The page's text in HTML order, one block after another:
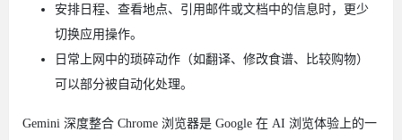
安排日程、查看地点、引用邮件或文档中的信息时，更少
切换应用操作。
日常上网中的琐碎动作（如翻译、修改食谱、比较购物）
可以部分被自动化处理。
Gemini 深度整合 Chrome 浏览器是 Google 在 AI 浏览体验上的一